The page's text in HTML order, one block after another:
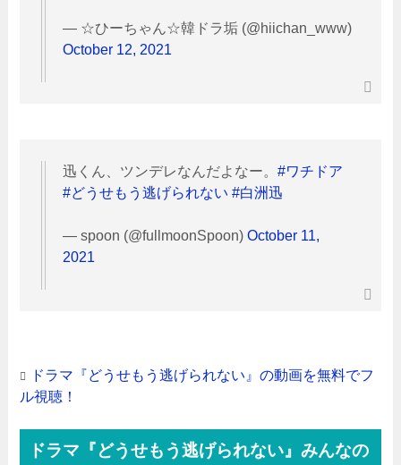
— ☆ひーちゃん☆韓ドラ垢 (@hiichan_www)
October 12, 2021
迅くん、ツンデレなんだよなー。#ワチドア
#どうせもう逃げられない #白洲迅
— spoon (@fullmoonSpoon)October 11,
2021
ドラマ『どうせもう逃げられない』の動画を無料でフ
ル視聴！
ドラマ『どうせもう逃げられない』みんなの